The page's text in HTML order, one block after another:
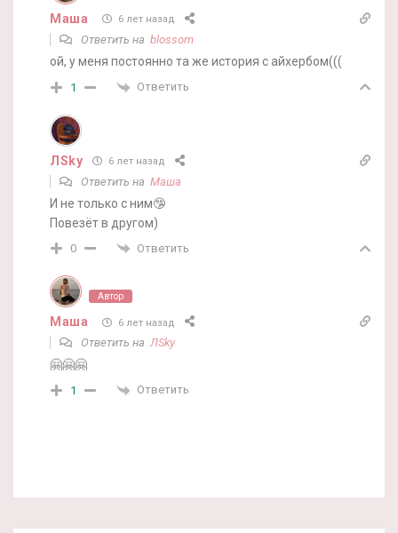
Маша 6 лет назад
Ответить на blossom
ой, у меня постоянно та же история с айхербом(((
1 Ответить
ЛSky 6 лет назад
Ответить на Маша
И не только с ним🤥
Повезёт в другом)
0 Ответить
Автор
Маша 6 лет назад
Ответить наЛSky
🤗🤗🤗
1 Ответить